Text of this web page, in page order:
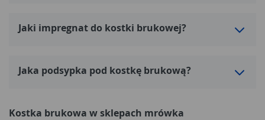
Jaki impregnat do kostki brukowej?
Jaka podsypka pod kostkę brukową?
Kostka brukowa w sklepach mrówka